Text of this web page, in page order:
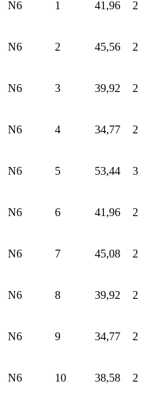
N6 1 41,96 2
N6 2 45,56 2
N6 3 39,92 2
N6 4 34,77 2
N6 5 53,44 3
N6 6 41,96 2
N6 7 45,08 2
N6 8 39,92 2
N6 9 34,77 2
N6 10 38,58 2